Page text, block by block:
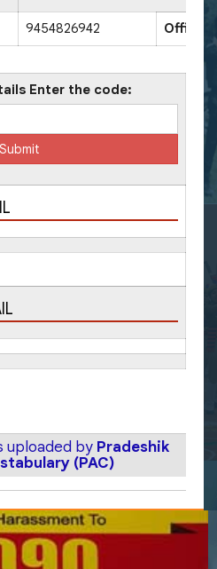
9454826942 Office
Enter the code:
uploaded by Pradeshik
(PAC)